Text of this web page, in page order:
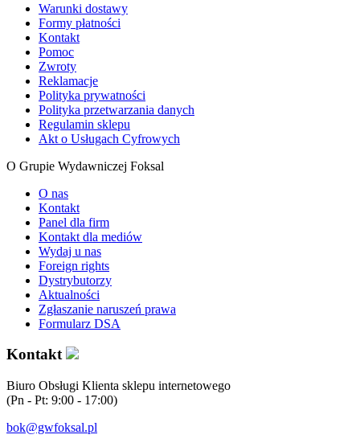
Warunki dostawy
Formy płatności
Kontakt
Pomoc
Zwroty
Reklamacje
Polityka prywatności
Polityka przetwarzania danych
Regulamin sklepu
Akt o Usługach Cyfrowych
O Grupie Wydawniczej Foksal
O nas
Kontakt
Panel dla firm
Kontakt dla mediów
Wydaj u nas
Foreign rights
Dystrybutorzy
Aktualności
Zgłaszanie naruszeń prawa
Formularz DSA
Kontakt
Biuro Obsługi Klienta sklepu internetowego
(Pn - Pt: 9:00 - 17:00)
bok@gwfoksal.pl